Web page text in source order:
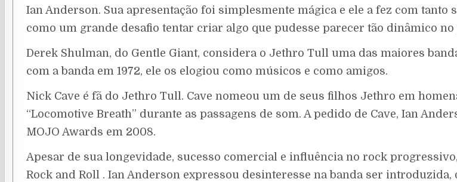
Ian Anderson. Sua apresentação foi simplesmente mágica e ele a fez com
como um grande desafio tentar criar algo que pudesse parecer tão dinâmico no
Derek Shulman, do Gentle Giant, considera o Jethro Tull uma das maiores
com a banda em 1972, ele os elogiou como músicos e como amigos.
Nick Cave é fã do Jethro Tull. Cave nomeou um de seus filhos Jethro em
“Locomotive Breath” durante as passagens de som. A pedido de Cave, Ian
MOJO Awards em 2008.
Apesar de sua longevidade, sucesso comercial e influência no rock
Rock and Roll . Ian Anderson expressou desinteresse na banda ser